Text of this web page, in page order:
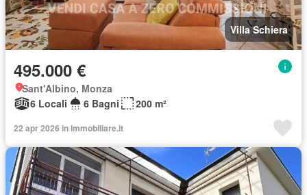
Villa Schiera
495.000 €
Sant'Albino, Monza
6 Locali
6 Bagni 200 m²
22 apr 2026 in Immobiliare.it